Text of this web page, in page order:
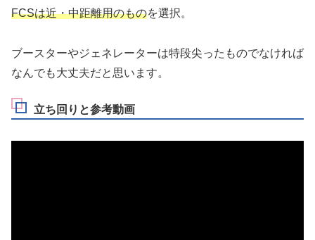
FCSは近・中距離用のものを選択。
ブースターやジェネレーターは特段尖ったものでなければ
なんでも大丈夫だと思います。
立ち回りと参考動画